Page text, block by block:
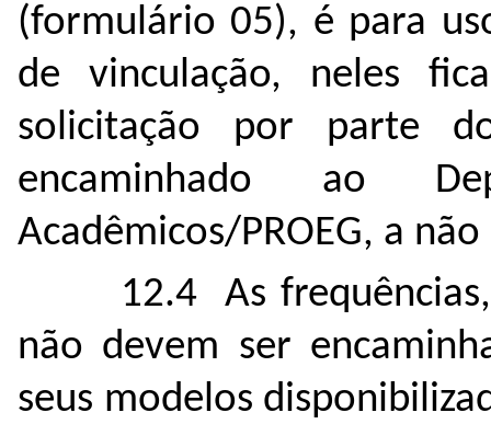
(formulário 05), é para
de vinculação, neles
solicitação por parte
encaminhado ao
Acadêmicos/PROEG, a
12.4 As
não devem ser
seus modelos